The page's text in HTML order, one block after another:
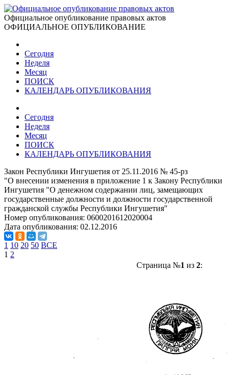
Официальное опубликование правовых актов
ОФИЦИАЛЬНОЕ ОПУБЛИКОВАНИЕ
Сегодня
Неделя
Месяц
ПОИСК
КАЛЕНДАРЬ ОПУБЛИКОВАНИЯ
Сегодня
Неделя
Месяц
ПОИСК
КАЛЕНДАРЬ ОПУБЛИКОВАНИЯ
Закон Республики Ингушетия от 25.11.2016 № 45-рз
"О внесении изменения в приложение 1 к Закону Республики
Ингушетия "О денежном содержании лиц, замещающих
государственные должности и должности государственной
гражданской службы Республики Ингушетия"
Номер опубликования: 0600201612020004
Дата опубликования: 02.12.2016
1 10 20 50 ВСЕ
1 2
Страница №1 из 2: